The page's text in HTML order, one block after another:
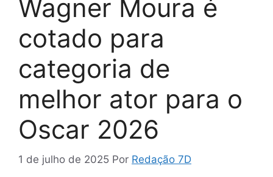
Wagner Moura é
cotado para
categoria de
melhor ator para o
Oscar 2026
1 de julho de 2025 Por Redação 7D